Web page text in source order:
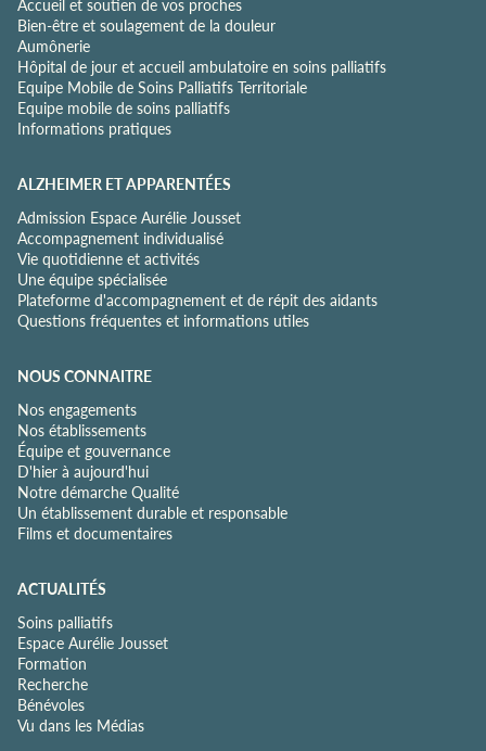
t
i
a
l
i
t
é
Accueil et soutien de vos proches
Bien-être et soulagement de la douleur
Aumônerie
Hôpital de jour et accueil ambulatoire en soins palliatifs
Equipe Mobile de Soins Palliatifs Territoriale
Equipe mobile de soins palliatifs
Informations pratiques
ALZHEIMER ET APPARENTÉES
Admission Espace Aurélie Jousset
Accompagnement individualisé
Vie quotidienne et activités
Une équipe spécialisée
Plateforme d'accompagnement et de répit des aidants
Questions fréquentes et informations utiles
NOUS CONNAITRE
Nos engagements
Nos établissements
Équipe et gouvernance
D'hier à aujourd'hui
Notre démarche Qualité
Un établissement durable et responsable
Films et documentaires
ACTUALITÉS
Soins palliatifs
Espace Aurélie Jousset
Formation
Recherche
Bénévoles
Vu dans les Médias